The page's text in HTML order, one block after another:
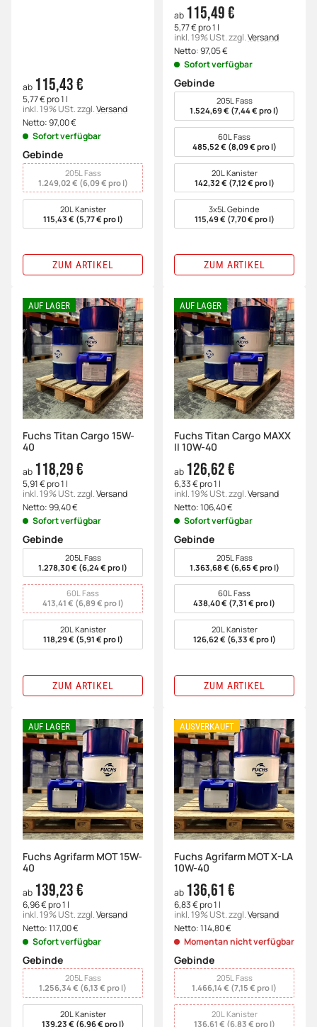
ab 115,43 €
5,77 € pro 1 l
inkl. 19% USt.zzgl.Versand
Netto:97,00€
Sofort verfügbar
Gebinde
wählen 205L Fass
1.249,02 € (6,09 € pro l)
20L Kanister
115,43 € (5,77 € pro l)
ZUM ARTIKEL
ab 115,49 €
5,77 € pro 1 l
inkl. 19% USt.zzgl.Versand
Netto:97,05€
Sofort verfügbar
Gebinde
wählen 205L Fass
1.524,69 € (7,44 € pro l)
60L Fass
485,52 € (8,09 € pro l)
20L Kanister
142,32 € (7,12 € pro l)
3x5L Gebinde
115,49 € (7,70 € pro l)
ZUM ARTIKEL
AUF LAGER
Fuchs Titan Cargo 15W-
40
ab 118,29 €
5,91 € pro 1 l
inkl. 19% USt.zzgl.Versand
Netto:99,40€
Sofort verfügbar
Gebinde
wählen 205L Fass
1.278,30 € (6,24 € pro l)
60L Fass
413,41 € (6,89 € pro l)
20L Kanister
118,29 € (5,91 € pro l)
ZUM ARTIKEL
AUF LAGER
Fuchs Titan Cargo MAXX
II 10W-40
ab 126,62 €
6,33 € pro 1 l
inkl. 19% USt.zzgl.Versand
Netto:106,40€
Sofort verfügbar
Gebinde
wählen 205L Fass
1.363,68 € (6,65 € pro l)
60L Fass
438,40 € (7,31 € pro l)
20L Kanister
126,62 € (6,33 € pro l)
ZUM ARTIKEL
AUF LAGER
Fuchs Agrifarm MOT 15W-
40
ab 139,23 €
6,96 € pro 1 l
inkl. 19% USt.zzgl.Versand
Netto:117,00€
Sofort verfügbar
Gebinde
wählen 205L Fass
1.256,34 € (6,13 € pro l)
20L Kanister
139,23 € (6,96 € pro l)
AUSVERKAUFT
Fuchs Agrifarm MOT X-LA
10W-40
ab 136,61 €
6,83 € pro 1 l
inkl. 19% USt.zzgl.Versand
Netto:114,80€
Momentan nicht verfügbar
Gebinde
wählen 205L Fass
1.466,14 € (7,15 € pro l)
20L Kanister
136,61 € (6,83 € pro l)